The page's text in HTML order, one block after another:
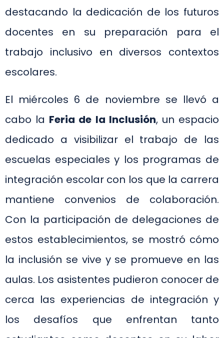
destacando la dedicación de los futuros
docentes en su preparación para el
trabajo inclusivo en diversos contextos
escolares.
El miércoles 6 de noviembre se llevó a
cabo la Feria de la Inclusión, un espacio
dedicado a visibilizar el trabajo de las
escuelas especiales y los programas de
integración escolar con los que la carrera
mantiene convenios de colaboración.
Con la participación de delegaciones de
estos establecimientos, se mostró cómo
la inclusión se vive y se promueve en las
aulas. Los asistentes pudieron conocer de
cerca las experiencias de integración y
los desafíos que enfrentan tanto